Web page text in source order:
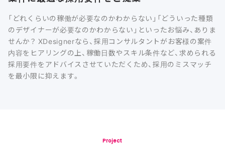
「どれくらいの稼働が必要なのかわからない」「どういった種類
のデザイナーが必要なのかわからない」といったお悩み、ありま
せんか？ XDesignerなら、採用コンサルタントがお客様の案件
内容をヒアリングの上、稼働日数やスキル条件など、求められる
採用要件をアドバイスさせていただくため、採用のミスマッチ
を最小限に抑えます。
Project